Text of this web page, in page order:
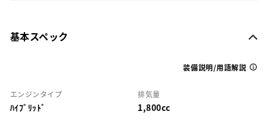
基本スペック
装備説明/用語解説
エンジンタイプ
ﾊｲﾌﾞﾘｯﾄﾞ
排気量
1,800cc